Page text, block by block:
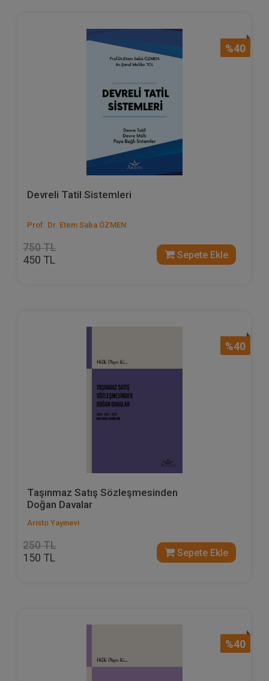
%40
Devreli Tatil Sistemleri
Prof. Dr. Etem Saba ÖZMEN
750 TL
450 TL Sepete Ekle
%40
Taşınmaz Satış Sözleşmesinden
Doğan Davalar
Aristo Yayınevi
250 TL
150 TL Sepete Ekle
%40